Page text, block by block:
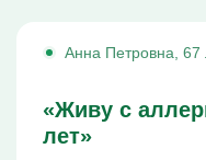
Анна Петровна, 67
«Живу с
лет»